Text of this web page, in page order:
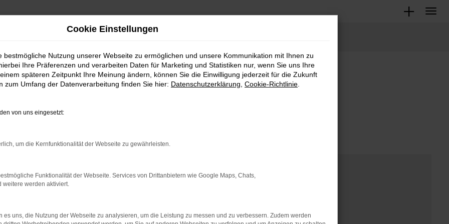
Showroom
Cookie Einstellungen
bestmögliche Nutzung unserer Webseite zu ermöglichen und unsere Kommunikation mit Ihnen zu
Ihre Präferenzen und verarbeiten Daten für Marketing und Statistiken nur, wenn Sie uns Ihre
späteren Zeitpunkt Ihre Meinung ändern, können Sie die Einwilligung jederzeit für die Zukunft
zum Umfang der Datenverarbeitung finden Sie hier: Datenschutzerklärung Cookie-Richtlinie
von uns eingesetzt:
um die Kernfunktionalität der Webseite zu gewährleisten.
Funktionalität der Webseite. Services von Drittanbietern wie Google Maps, Chats,
weitere werden aktiviert.
es uns, die Nutzung der Webseite zu analysieren, um die Leistung zu messen und zu verbessern. Zudem werden